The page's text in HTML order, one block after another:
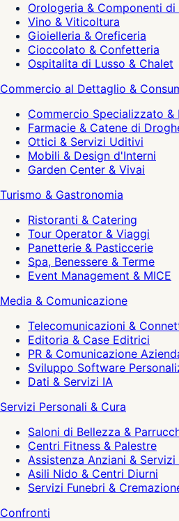
Orologeria & Componenti di
Vino & Viticoltura
Gioielleria & Oreficeria
Cioccolato & Confetteria
Ospitalita di Lusso & Chalet
Commercio al Dettaglio &
Commercio Specializzato &
Farmacie & Catene di
Ottici & Servizi Uditivi
Mobili & Design d'Interni
Garden Center & Vivai
Turismo & Gastronomia
Ristoranti & Catering
Tour Operator & Viaggi
Panetterie & Pasticcerie
Spa, Benessere & Terme
Event Management & MICE
Media & Comunicazione
Telecomunicazioni &
Editoria & Case Editrici
PR & Comunicazione
Sviluppo Software
Dati & Servizi IA
Servizi Personali & Cura
Saloni di Bellezza &
Centri Fitness & Palestre
Assistenza Anziani &
Asili Nido & Centri Diurni
Servizi Funebri &
Confronti